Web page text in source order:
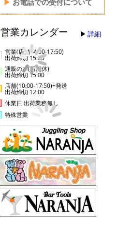
営業カレンダー 詳細
営業(店舗14:00-17:50)
出荷締切 15:00
通販のみ(店舗休)
出荷締切 15:00
店舗(10:00-17:50)+発送
出荷締切 12:00
休業日 出荷業務無し
特殊営業